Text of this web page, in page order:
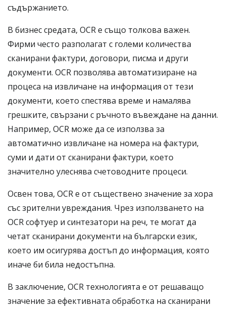
съдържанието.
В бизнес средата, OCR е също толкова важен.
Фирми често разполагат с големи количества
сканирани фактури, договори, писма и други
документи. OCR позволява автоматизиране на
процеса на извличане на информация от тези
документи, което спестява време и намалява
грешките, свързани с ръчното въвеждане на данни.
Например, OCR може да се използва за
автоматично извличане на номера на фактури,
суми и дати от сканирани фактури, което
значително улеснява счетоводните процеси.
Освен това, OCR е от съществено значение за хора
със зрителни увреждания. Чрез използването на
OCR софтуер и синтезатори на реч, те могат да
четат сканирани документи на български език,
което им осигурява достъп до информация, която
иначе би била недостъпна.
В заключение, OCR технологията е от решаващо
значение за ефективната обработка на сканирани